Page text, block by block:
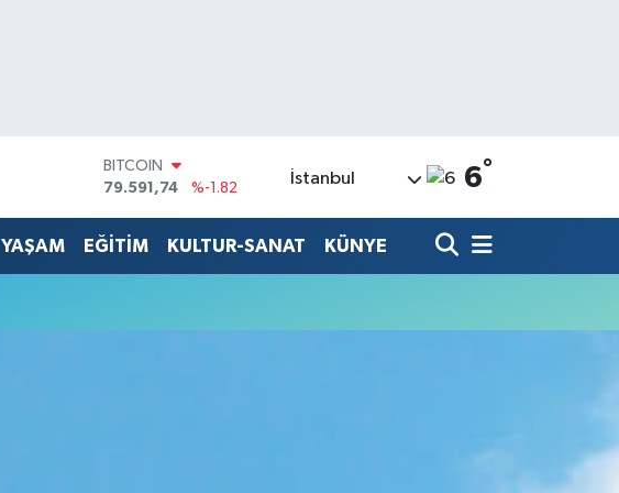
BITCOIN
79.591,74
%-1.82
45,43620
EURO
53,38690
%0.19
İstanbul 6°
YAŞAM EĞİTİM KULTUR-SANAT KÜNYE